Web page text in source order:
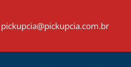
pickupcia@pickupcia.com.br